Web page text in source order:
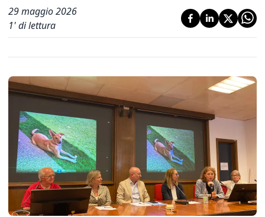
29 maggio 2026
1' di lettura